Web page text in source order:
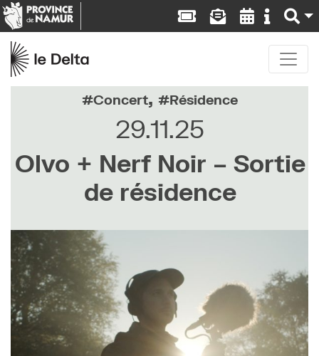
Concert, Résidence
29.11.25
Olvo + Nerf Noir – Sortie
de résidence